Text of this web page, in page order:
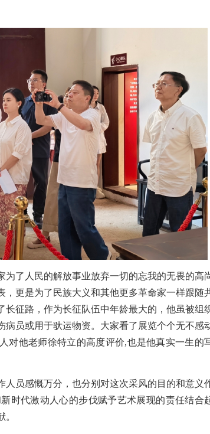
了人民的解放事业放弃一切的忘我的无畏的高
更是为了民族大义和其他更多革命家一样跟随
征路，作为长征队伍中年龄最大的，他虽被组
员或用于驮运物资。大家看了展览个个无不感
对他老师徐特立的高度评价,也是他真实一生的
员感慨万分，也分别对这次采风的目的和意义
时代激动人心的步伐赋予艺术展现的责任结合